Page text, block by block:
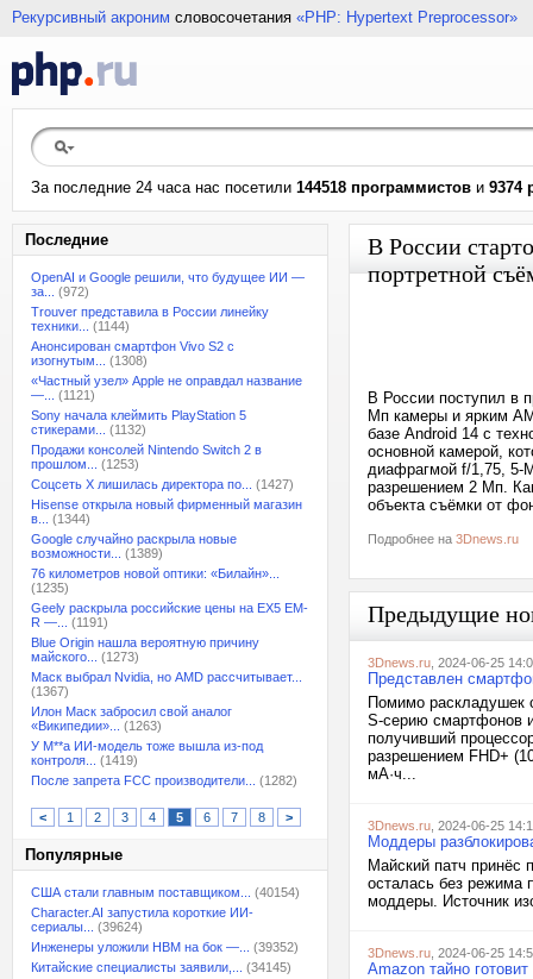
Рекурсивный акроним словосочетания «PHP: Hypertext Preprocessor»
За последние 24 часа нас посетили 144518 программистов и 9374
Последние
OpenAI и Google решили, что будущее ИИ —
за...
(972)
Trouver представила в России линейку
техники...
(1144)
Анонсирован смартфон Vivo S2 с
изогнутым...
(1308)
«Частный узел» Apple не оправдал название
—...
(1121)
Sony начала клеймить PlayStation 5
стикерами...
(1132)
Продажи консолей Nintendo Switch 2 в
прошлом...
(1253)
Соцсеть X лишилась директора по...
(1427)
Hisense открыла новый фирменный магазин
в...
(1344)
Google случайно раскрыла новые
возможности...
(1389)
76 километров новой оптики: «Билайн»...
(1235)
Geely раскрыла российские цены на EX5 EM-
R —...
(1191)
Blue Origin нашла вероятную причину
майского...
(1273)
Маск выбрал Nvidia, но AMD рассчитывает...
(1367)
Илон Маск забросил свой аналог
«Википедии»...
(1263)
У M**a ИИ-модель тоже вышла из-под
контроля...
(1419)
После запрета FCC производители...
(1282)
< 1 2 3 4 5 6 7 8 >
Популярные
США стали главным поставщиком...
(40154)
Character.AI запустила короткие ИИ-
сериалы...
(39624)
Инженеры уложили HBM на бок —...
(39352)
Китайские специалисты заявили,...
(34145)
В России
портретной
В России поступил в
Мп камеры и ярким
базе Android 14 с
основной камерой,
диафрагмой f/1,75, 5-
разрешением 2 Мп.
объекта съёмки от
Подробнее на 3Dnews.ru
Предыдущие
3Dnews.ru , 2024-06-25
Представлен
Помимо раскладушек
S-серию смартфонов
получивший
разрешением FHD+
мА·ч...
3Dnews.ru , 2024-06-25
Моддеры
Майский патч
осталась без режима
моддеры. Источник
3Dnews.ru , 2024-06-25
Amazon тайно